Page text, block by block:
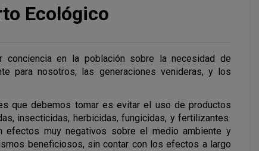
Ecológico
conciencia en la población sobre la necesidad de
para nosotros, las generaciones venideras, y los
que debemos tomar es evitar el uso de productos
insecticidas, herbicidas, fungicidas, y fertilizantes
efectos muy negativos sobre el medio ambiente y
beneficiosos, sin contar con los efectos a largo